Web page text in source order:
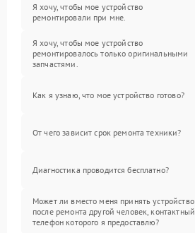
Я хочу, чтобы мое устройство
ремонтировали при мне.
Я хочу, чтобы мое устройство
ремонтировалось только оригинальными
запчастями.
Как я узнаю, что мое устройство готово?
От чего зависит срок ремонта техники?
Диагностика проводится бесплатно?
Может ли вместо меня принять устройство
после ремонта другой человек, контактный
телефон которого я предоставлю?